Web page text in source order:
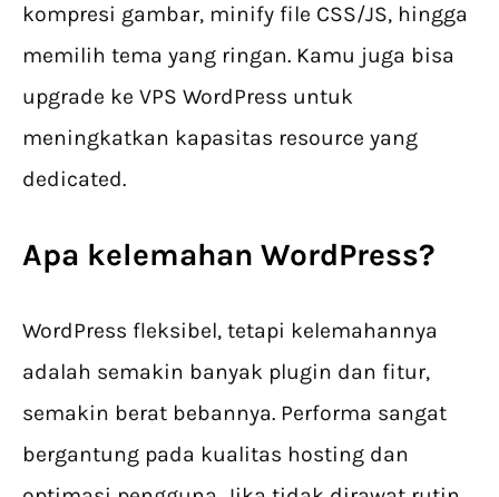
kompresi gambar, minify file CSS/JS, hingga
memilih tema yang ringan. Kamu juga bisa
upgrade ke VPS WordPress untuk
meningkatkan kapasitas resource yang
dedicated.
Apa kelemahan WordPress?
WordPress fleksibel, tetapi kelemahannya
adalah semakin banyak plugin dan fitur,
semakin berat bebannya. Performa sangat
bergantung pada kualitas hosting dan